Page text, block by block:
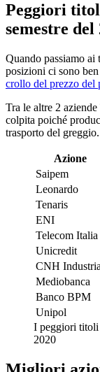
Peggiori
semestre del
Quando passiamo
posizioni ci sono
crollo del prezzo del
Tra le altre 2
colpita poiché
trasporto del greggio.
Azione
Saipem
Leonardo
Tenaris
ENI
Telecom Italia
Unicredit
CNH
Mediobanca
Banco BPM
Unipol
I peggiori
2020